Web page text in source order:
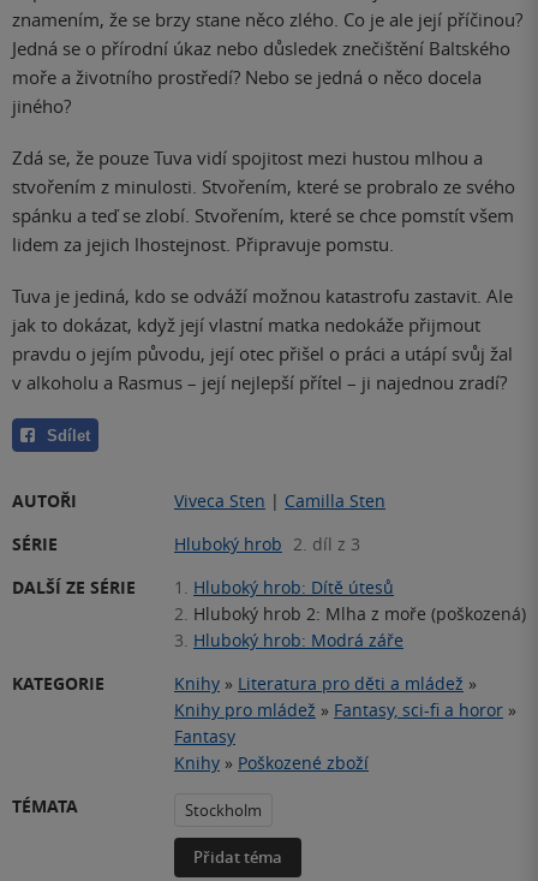
znamením, že se brzy stane něco zlého. Co je ale její příčinou?
Jedná se o přírodní úkaz nebo důsledek znečištění Baltského
moře a životního prostředí? Nebo se jedná o něco docela
jiného?
Zdá se, že pouze Tuva vidí spojitost mezi hustou mlhou a
stvořením z minulosti. Stvořením, které se probralo ze svého
spánku a teď se zlobí. Stvořením, které se chce pomstít všem
lidem za jejich lhostejnost. Připravuje pomstu.
Tuva je jediná, kdo se odváží možnou katastrofu zastavit. Ale
jak to dokázat, když její vlastní matka nedokáže přijmout
pravdu o jejím původu, její otec přišel o práci a utápí svůj žal
v alkoholu a Rasmus – její nejlepší přítel – ji najednou zradí?
Sdílet
AUTOŘI Viveca Sten | Camilla Sten
SÉRIE
Hluboký hrob 2. díl z 3
DALŠÍ ZE SÉRIE
1. Hluboký hrob: Dítě útesů
2. Hluboký hrob 2: Mlha z moře (poškozená)
3. Hluboký hrob: Modrá záře
KATEGORIE
Knihy » Literatura pro děti a mládež »
Knihy pro mládež » Fantasy, sci-fi a horor »
Fantasy
Knihy » Poškozené zboží
TÉMATA
Stockholm
Přidat téma